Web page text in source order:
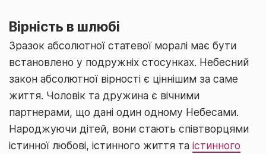
Вірність в шлюбі
Зразок абсолютної статевої моралі має бути
встановлено у подружніх стосунках. Небесний
закон абсолютної вірності є ціннішим за саме
життя. Чоловік та дружина є вічними
партнерами, що дані один одному Небесами.
Народжуючи дітей, вони стають співтворцями
істинної любові, істинного життя та істинного